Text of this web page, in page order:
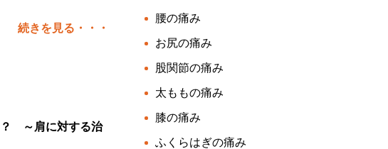
続きを見る・・・
？ ～肩に対する治
腰の痛み
お尻の痛み
股関節の痛み
太ももの痛み
膝の痛み
ふくらはぎの痛み